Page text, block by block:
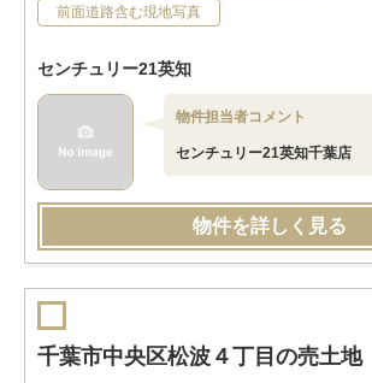
前面道路含む現地写真
センチュリー21英知
物件担当者コメント
センチュリー21英知千葉店
物件を詳しく見る
千葉市中央区松波４丁目の売土地